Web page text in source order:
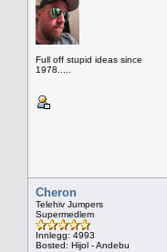
Full off stupid ideas since
1978.....
Cheron
Telehiv Jumpers
Supermedlem
Innlegg: 4993
Bosted: Hijol - Andebu